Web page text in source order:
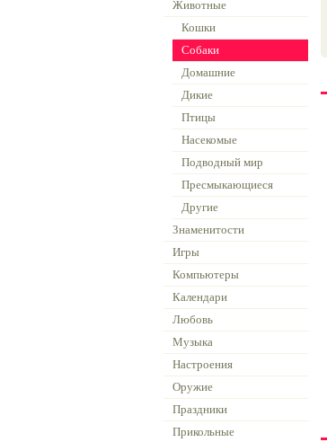
Животные
Кошки
Собаки
Домашние
Дикие
Птицы
Насекомые
Подводный мир
Пресмыкающиеся
Другие
Знаменитости
Игры
Компьютеры
Календари
Любовь
Музыка
Настроения
Оружие
Праздники
Прикольные